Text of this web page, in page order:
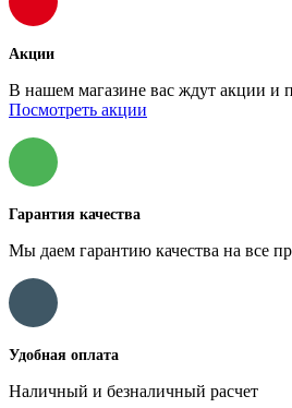
Акции
В нашем магазине вас ждут акции и
Посмотреть акции
Гарантия качества
Мы даем гарантию качества на все
Удобная оплата
Наличный и безналичный расчет